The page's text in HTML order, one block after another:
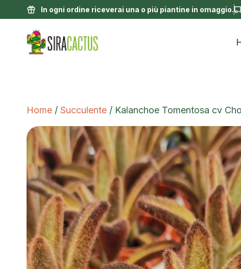
In ogni ordine riceverai una o più piantine in omaggio.
Home / Succulente / Kalanchoe Tomentosa cv